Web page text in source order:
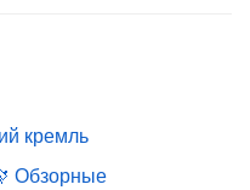
кремль
Обзорные